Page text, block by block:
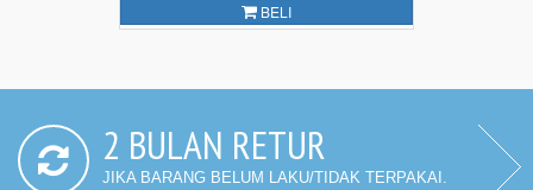
BELI
2 BULAN RETUR
JIKA BARANG BELUM LAKU/TIDAK TERPAKAI.